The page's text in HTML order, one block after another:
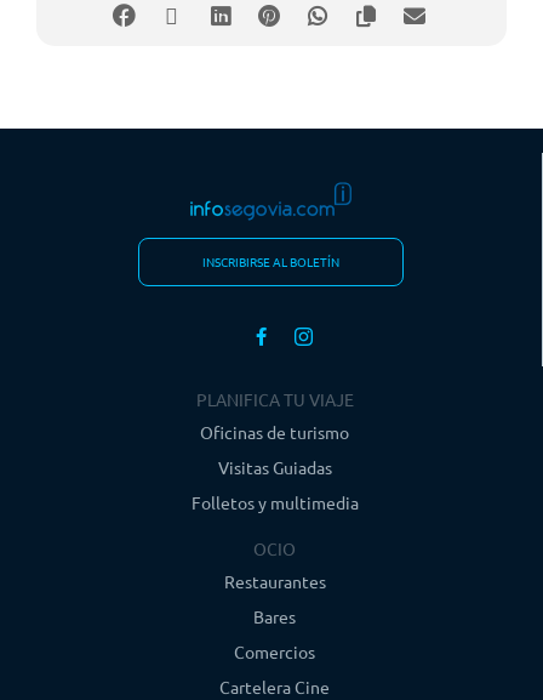
INSCRIBIRSE AL BOLETÍN
PLANIFICA TU VIAJE
Oficinas de turismo
Visitas Guiadas
Folletos y multimedia
OCIO
Restaurantes
Bares
Comercios
Cartelera Cine